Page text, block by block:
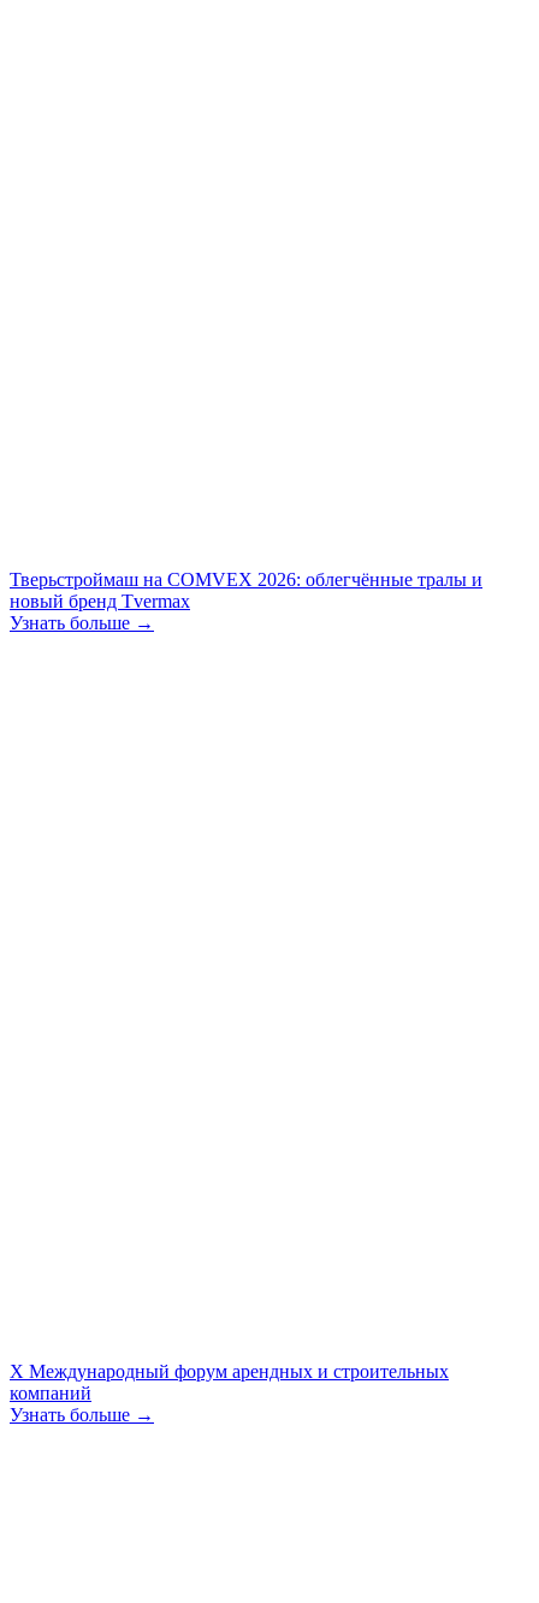
Тверьстроймаш на COMVEX 2026: облегчённые тралы и
новый бренд Tvermax
Узнать больше →
X Международный форум арендных и строительных
компаний
Узнать больше →